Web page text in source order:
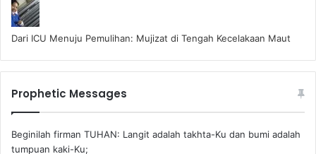
Dari ICU Menuju Pemulihan: Mujizat di Tengah Kecelakaan Maut
Prophetic Messages
Beginilah firman TUHAN: Langit adalah takhta-Ku dan bumi adalah
tumpuan kaki-Ku;